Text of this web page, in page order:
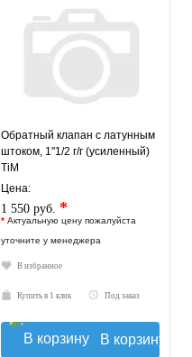
Обратный клапан с латунным
штоком, 1"1/2 г/г (усиленный)
TiM
Цена:
1 550 руб. *
* Актуальную цену пожалуйста
уточните у менеджера
В избранное
Купить в 1 клик Под заказ
В корзину